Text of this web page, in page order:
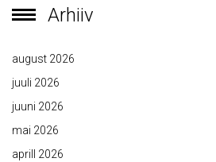
Arhiiv
august 2026
juuli 2026
juuni 2026
mai 2026
aprill 2026